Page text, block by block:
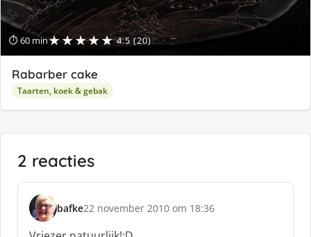
⏱ 60 min★★★★★ 4.5 (20)
Rabarber cake
Taarten, koek & gebak
2 reacties
bafke
s
c
22 november 2010 om 18:36